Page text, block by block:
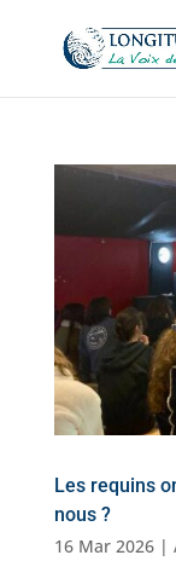
Les requins
nous ?
16 Mar 2026|